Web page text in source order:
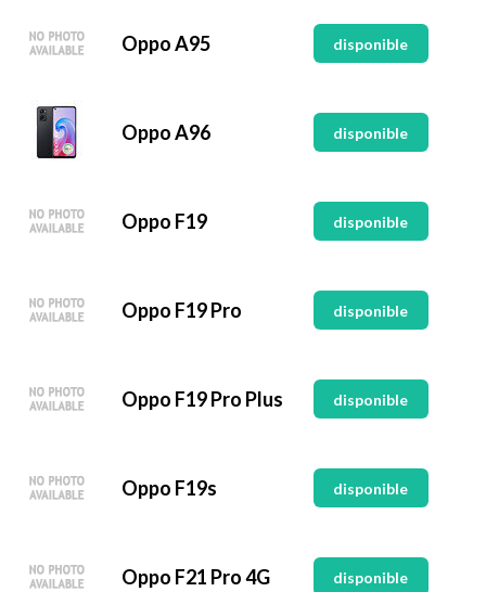
Oppo A95 disponible
Oppo A96 disponible
Oppo F19 disponible
Oppo F19 Pro disponible
Oppo F19 Pro Plus disponible
Oppo F19s disponible
Oppo F21 Pro 4G disponible